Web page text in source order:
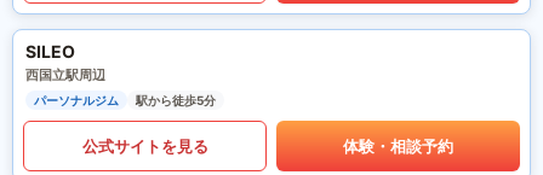
SILEO
西国立駅周辺
パーソナルジム 駅から徒歩5分
公式サイトを見る 体験・相談予約